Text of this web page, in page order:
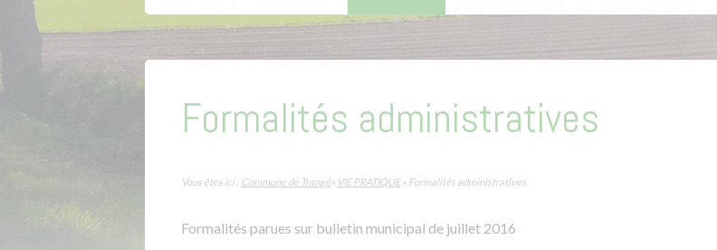
Formalités administratives
Vous êtes ici : Commune de Trangé» VIE PRATIQUE» Formalités administratives
Formalités parues sur bulletin municipal de juillet 2016